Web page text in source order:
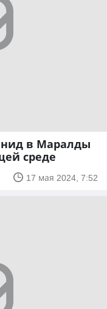
в Маралды
среде
17 мая 2024, 7:52